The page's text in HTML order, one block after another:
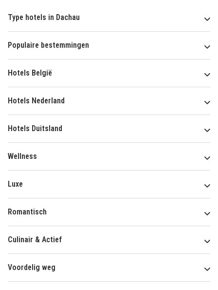
Type hotels in Dachau
Populaire bestemmingen
Hotels België
Hotels Nederland
Hotels Duitsland
Wellness
Luxe
Romantisch
Culinair & Actief
Voordelig weg